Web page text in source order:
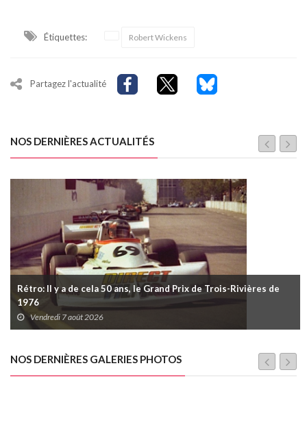
Étiquettes: Robert Wickens
Partagez l'actualité
NOS DERNIÈRES ACTUALITÉS
Rétro: Il y a de cela 50 ans, le Grand Prix de Trois-Rivières de
1976
Vendredi 7 août 2026
NOS DERNIÈRES GALERIES PHOTOS